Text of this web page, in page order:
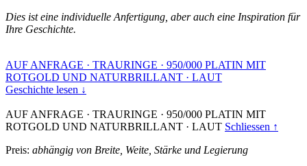
Dies ist eine individuelle Anfertigung, aber auch eine Inspiration für
Ihre Geschichte.
AUF ANFRAGE · TRAURINGE · 950/000 PLATIN MIT
ROTGOLD UND NATURBRILLANT · LAUT
Geschichte lesen ↓
AUF ANFRAGE · TRAURINGE · 950/000 PLATIN MIT
ROTGOLD UND NATURBRILLANT · LAUT Schliessen ↑
Preis: abhängig von Breite, Weite, Stärke und Legierung